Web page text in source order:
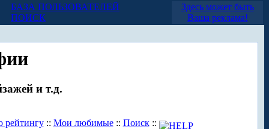
БАЗА ПОЛЬЗОВАТЕЛЕЙ
ПОИСК
Здесь может быть
Ваша реклама!
и т.д.
рейтингу:: Мои любимые:: Поиск::